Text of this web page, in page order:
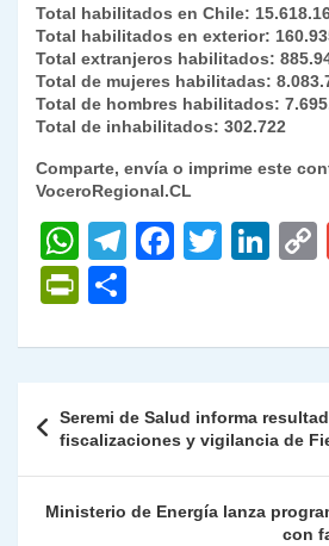
Total habilitados en Chile:
Total habilitados en exterior:
Total extranjeros habilitados:
Total de mujeres habilitadas:
Total de hombres habilitados:
Total de inhabilitados: 302.722
Comparte, envía o imprime este
VoceroRegional.CL
W
h
at
s
p
p
T
gr
m
F
e
o
o
k
T
er
Li
e
n
P
nt
Fr
ie
n
dl
m
p
ar
tir
de
entradas
Seremi de Salud informa
fiscalizaciones y vigilancia de
Ministerio de Energía lanza
con